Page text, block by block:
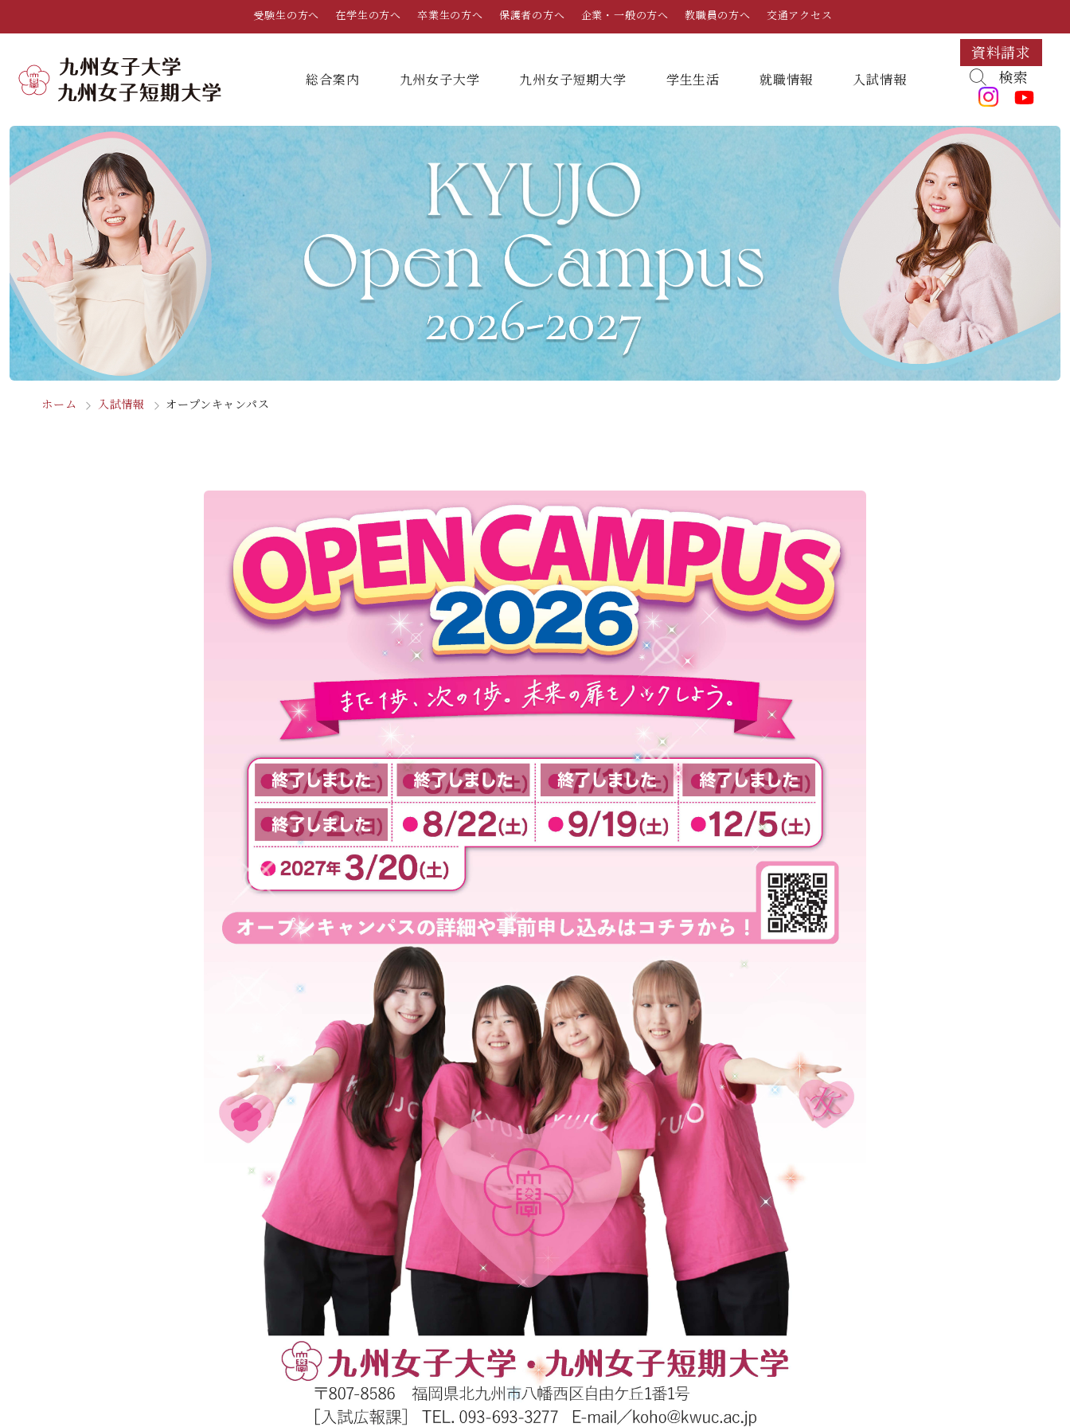
受験生の方へ 在学生の方へ 卒業生の方へ 保護者の方へ 企業・一般の方へ 教職員の方へ 交通アクセス
総合案内
学長メッセージ キャンパスマップ・施設紹介
教育理念・学則 組織・教員数・学生数
デジタルパンフレット
学部・学科
九州女子大学
家政学部
生活デザイン学科（旧 人間生活学科）
栄養学科［管理栄養士課程］
人間科学部
児童・幼児教育学科（旧 人間発達学科 人間発達学専攻）
人間科学専攻（修士課程）
教員検索
学部・学科
九州女子短期大学
子ども健康学科
幼稚園教諭養成課程
養護教諭養成課程
専攻科
子ども健康学専攻
学生生活
キャンパスカレンダー 学納金
奨学金 寮・一人暮らし
学友会（サークル紹介） 大学イベント
学生サポート
就職情報
就職活動年間スケジュール 就職対策講座・ガイダンス
就職・キャリア支援 就職に強いKYUJO
免許・資格一覧
北九州市の企業情報・求人情報 就職なんでも相談窓口
入試情報
入学試験要項・提出書類 入試日程・科目
出願方法 デジタルパンフレット
入学定員・選抜区分別募集定員 入学試験問題
オープンキャンパス WEB相談会
大規模災害により被災した本入学への特別措置
総合案内 九州女子大学 九州女子短期大学 学⽣⽣活 就職情報 ⼊試情報
資料請求
検索
ホーム 入試情報 オープンキャンパス